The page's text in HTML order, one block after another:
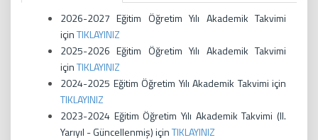
2026-2027 Eğitim Öğretim Yılı Akademik Takvimi
içinTIKLAYINIZ
2025-2026 Eğitim Öğretim Yılı Akademik Takvimi
içinTIKLAYINIZ
2024-2025 Eğitim Öğretim Yılı Akademik Takvimi için
TIKLAYINIZ
2023-2024 Eğitim Öğretim Yılı Akademik Takvimi (II.
Yarıyıl - Güncellenmiş) içinTIKLAYINIZ